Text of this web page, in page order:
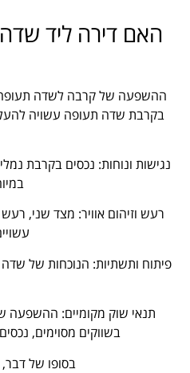
האם דירה ליד
ההשפעה של קרבה לשדה תעופה
בקרבת שדה תעופה עשויה
נגישות ונוחות: נכסים בקרבת
רעש וזיהום אוויר: מצד שני,
פיתוח ותשתיות: הנוכחות של
תנאי שוק מקומיים: ההשפעה
בשווקים מסוימים,
בסופו של